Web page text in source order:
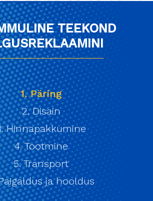
TEEKOND
1. Päring
2. Disain
Hinnapakkumine
4. Tootmine
5. Transport
ja hooldus